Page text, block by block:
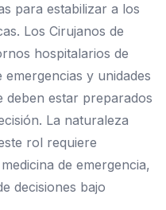
para estabilizar a los
Los Cirujanos de
hospitalarios de
y unidades
deben estar preparados
La naturaleza
rol requiere
de emergencia,
decisiones bajo